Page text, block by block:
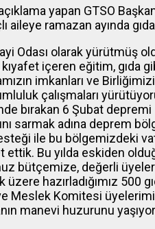
yapan GTSO
aileye ramazan ayında
Odası olarak yürütmüş
içeren eğitim, gıda
imkanları ve
çalışmaları
bırakan 6 Şubat depremi
sarmak adına deprem
ile bu bölgemizdeki
ettik. Bu yılda eskiden
bütçemize, değerli
üzere hazırladığımız 500
Meslek Komitesi
manevi huzurunu